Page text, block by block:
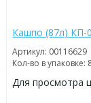
Кашпо (87л) КП-
Артикул: 00116629
Кол-во в упаковке:
Для просмотра